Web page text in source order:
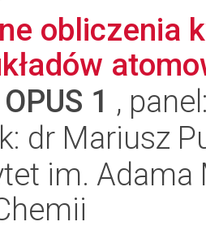
obliczenia
OPUS 1 ,
dr Mariusz
im.